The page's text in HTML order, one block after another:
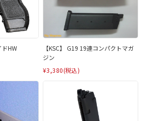
ドHW
【KSC】 G19 19連コンパクトマガ
ジン
¥3,380(税込)